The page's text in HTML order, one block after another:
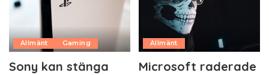
Allmänt Gaming
Sony kan stänga
Allmänt
Microsoft raderade